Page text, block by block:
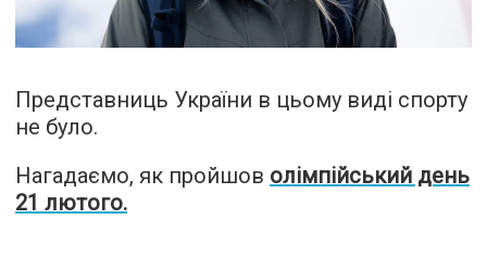
Представниць України в цьому виді спорту
не було.
Нагадаємо, як пройшов олімпійський день
21 лютого.